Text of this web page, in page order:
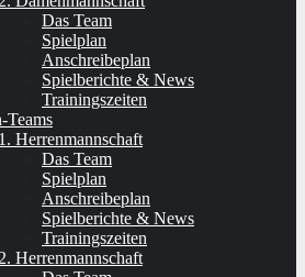
Das Team
Spielplan
Anschreibeplan
Spielberichte & News
Trainingszeiten
Teams
1. Herrenmannschaft
Das Team
Spielplan
Anschreibeplan
Spielberichte & News
Trainingszeiten
2. Herrenmannschaft